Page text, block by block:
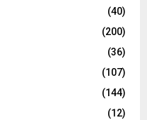
(40)
(200)
(36)
(107)
(144)
(12)